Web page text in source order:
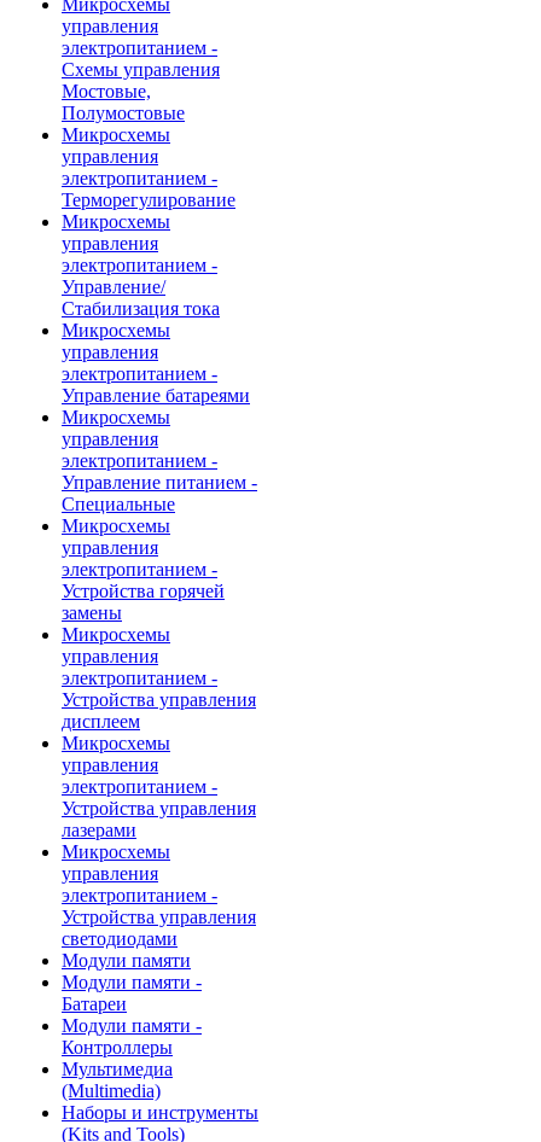
Микросхемы
управления
электропитанием -
Схемы управления
Мостовые,
Полумостовые
Микросхемы
управления
электропитанием -
Терморегулирование
Микросхемы
управления
электропитанием -
Управление/
Стабилизация тока
Микросхемы
управления
электропитанием -
Управление батареями
Микросхемы
управления
электропитанием -
Управление питанием -
Специальные
Микросхемы
управления
электропитанием -
Устройства горячей
замены
Микросхемы
управления
электропитанием -
Устройства управления
дисплеем
Микросхемы
управления
электропитанием -
Устройства управления
лазерами
Микросхемы
управления
электропитанием -
Устройства управления
светодиодами
Модули памяти
Модули памяти -
Батареи
Модули памяти -
Контроллеры
Мультимедиа
(Multimedia)
Наборы и инструменты
(Kits and Tools)